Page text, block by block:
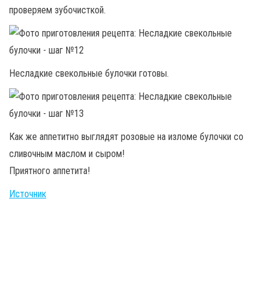
проверяем зубочисткой.
Несладкие свекольные булочки готовы.
Как же аппетитно выглядят розовые на изломе булочки со
сливочным маслом и сыром!
Приятного аппетита!
Источник